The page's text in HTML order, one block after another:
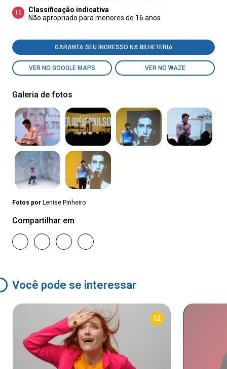
16
Classificação indicativa
Não apropriado para menores de 16 anos
GARANTA SEU INGRESSO NA BILHETERIA
VER NO GOOGLE MAPS VER NO WAZE
Galeria de fotos
Fotos por Lenise Pinheiro
Compartilhar em
Você pode se interessar
12